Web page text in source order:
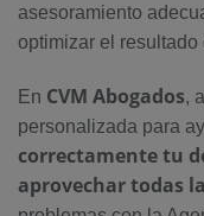
asesoramiento
optimizar el
En CVM Abogados,
personalizada para
correctamente tu
aprovechar todas